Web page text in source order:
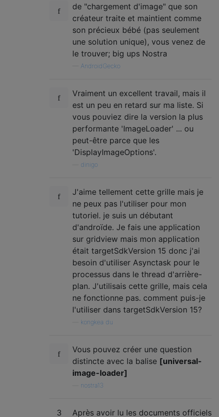
de "chargement d'image" que son
créateur traite et maintient comme
son précieux bébé (pas seulement
une solution unique), vous venez de
le trouver; big ups Nostra
AndroidGecko
Vraiment un excellent travail, mais il
est un peu en retard sur ma liste. Si
vous pouviez dire la version la plus
performante 'ImageLoader' ... ou
peut-être parce que les
'DisplayImageOptions'.
dinigo
J'aime tellement cette grille mais je
ne peux pas l'utiliser pour mon
tutoriel. je suis un débutant
d'androïde. Je fais une application
sur gridview mais mon application
était targetSdkVersion 15 donc j'ai
besoin d'utiliser Asynctask pour le
processus dans le thread d'arrière-
plan. J'utilisais cette grille, mais cela
ne fonctionne pas. comment puis-je
l'utiliser dans targetSdkVersion 15?
kongkea du
Vous pouvez créer une question
distincte avec la balise [universal-
image-loader]
nostra13
3 Après avoir lu les documents officiels